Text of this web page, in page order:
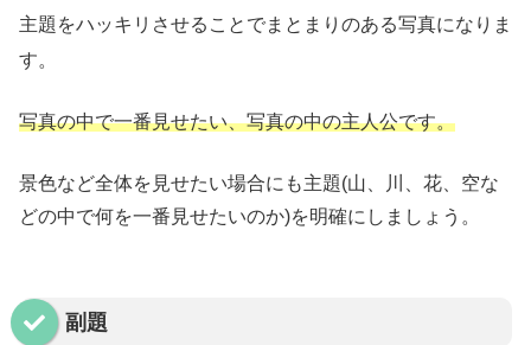
主題をハッキリさせることでまとまりのある写真になりま
す。
写真の中で一番見せたい、写真の中の主人公です。
景色など全体を見せたい場合にも主題(山、川、花、空な
どの中で何を一番見せたいのか)を明確にしましょう。
副題